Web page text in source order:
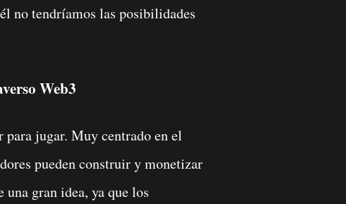
no tendríamos las posibilidades
Web3
para jugar. Muy centrado en el
pueden construir y monetizar
gran idea, ya que los